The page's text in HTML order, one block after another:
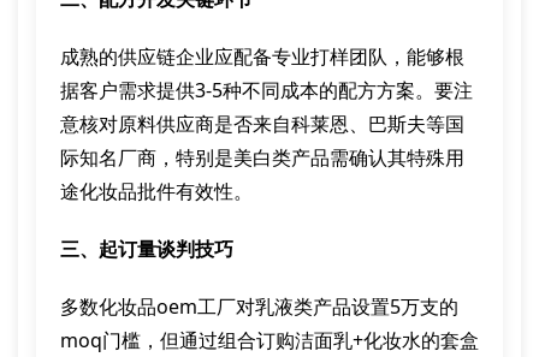
成熟的供应链企业应配备专业打样团队，能够根
据客户需求提供3-5种不同成本的配方方案。要注
意核对原料供应商是否来自科莱恩、巴斯夫等国
际知名厂商，特别是美白类产品需确认其特殊用
途化妆品批件有效性。
三、起订量谈判技巧
多数化妆品oem工厂对乳液类产品设置5万支的
moq门槛，但通过组合订购洁面乳+化妆水的套盒